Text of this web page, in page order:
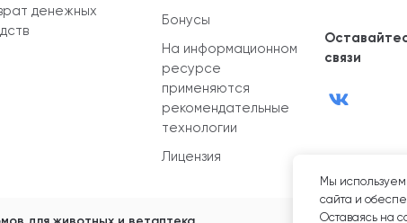
денежных
Бонусы
На информационном
ресурсе
применяются
рекомендательные
технологии
Лицензия
связи
Мы
сайта и
Оставаясь на